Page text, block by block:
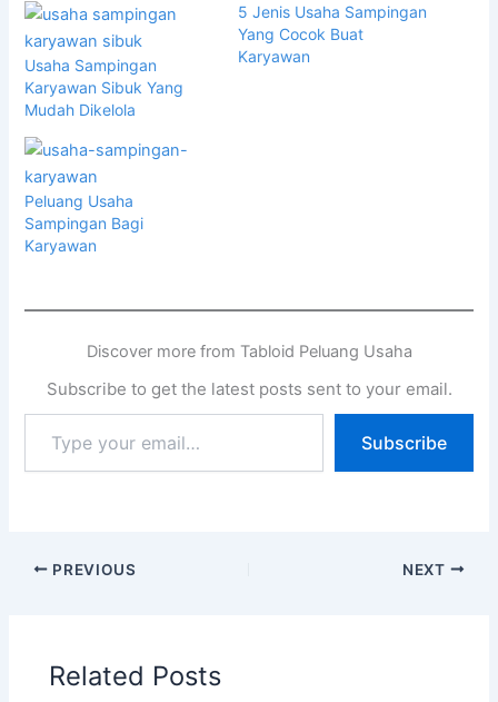
Usaha Sampingan
Karyawan Sibuk Yang
Mudah Dikelola
5 Jenis Usaha Sampingan
Yang Cocok Buat
Karyawan
Peluang Usaha
Sampingan Bagi
Karyawan
Discover more from Tabloid Peluang Usaha
Subscribe to get the latest posts sent to your email.
Subscribe
PREVIOUS NEXT
Related Posts